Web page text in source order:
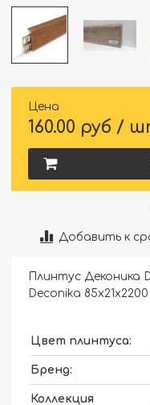
Цена
160.00 руб /
Добавить к
Плинтус Деконика
Deconika
Цвет плинтуса:
Бренд:
Коллекция